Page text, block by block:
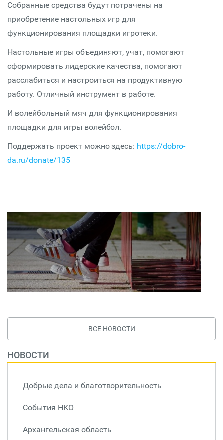
Собранные средства будут потрачены на
приобретение настольных игр для
функционирования площадки игротеки.
Настольные игры объединяют, учат, помогают
сформировать лидерские качества, помогают
расслабиться и настроиться на продуктивную
работу. Отличный инструмент в работе.
И волейбольный мяч для функционирования
площадки для игры волейбол.
Поддержать проект можно здесь: https://dobro-
da.ru/donate/135
ВСЕ НОВОСТИ
НОВОСТИ
Добрые дела и благотворительность
События НКО
Архангельская область